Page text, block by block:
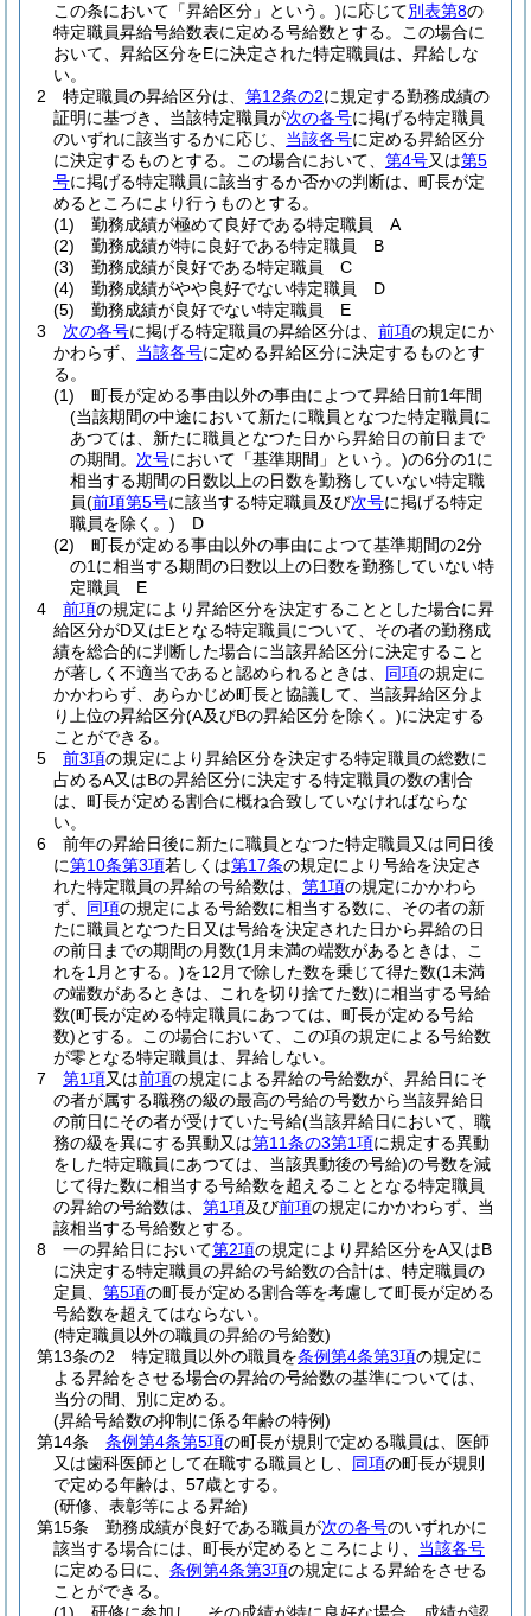
この条において「昇給区分」という。)に応じて別表第8の
特定職員昇給号給数表に定める号給数とする。
この場合に
おいて、昇給区分をEに決定された特定職員は、昇給しな
い。
2
特定職員の昇給区分は、 第12条の2に規定する勤務成績の
証明に基づき、当該特定職員が次の各号に掲げる特定職員
のいずれに該当するかに応じ、 当該各号に定める昇給区分
に決定するものとする。
この場合において、 第4号又は第5
号に掲げる特定職員に該当するか否かの判断は、町長が定
めるところにより行うものとする。
(1)
勤務成績が極めて良好である特定職員 A
(2)
勤務成績が特に良好である特定職員 B
(3)
勤務成績が良好である特定職員 C
(4)
勤務成績がやや良好でない特定職員 D
(5)
勤務成績が良好でない特定職員 E
3
次の各号に掲げる特定職員の昇給区分は、 前項の規定にか
かわらず、 当該各号に定める昇給区分に決定するものとす
る。
(1)
町長が定める事由以外の事由によつて昇給日前1年間
(当該期間の中途において新たに職員となつた特定職員に
あつては、新たに職員となつた日から昇給日の前日まで
の期間。 次号において「基準期間」という。)の6分の1に
相当する期間の日数以上の日数を勤務していない特定職
員(前項第5号に該当する特定職員及び次号に掲げる特定
職員を除く。) D
(2)
町長が定める事由以外の事由によつて基準期間の2分
の1に相当する期間の日数以上の日数を勤務していない特
定職員 E
4
前項の規定により昇給区分を決定することとした場合に昇
給区分がD又はEとなる特定職員について、その者の勤務成
績を総合的に判断した場合に当該昇給区分に決定すること
が著しく不適当であると認められるときは、 同項の規定に
かかわらず、あらかじめ町長と協議して、当該昇給区分よ
り上位の昇給区分(A及びBの昇給区分を除く。)に決定する
ことができる。
5
前3項の規定により昇給区分を決定する特定職員の総数に
占めるA又はBの昇給区分に決定する特定職員の数の割合
は、町長が定める割合に概ね合致していなければならな
い。
6
前年の昇給日後に新たに職員となつた特定職員又は同日後
に第10条第3項若しくは第17条の規定により号給を決定さ
れた特定職員の昇給の号給数は、 第1項の規定にかかわら
ず、 同項の規定による号給数に相当する数に、その者の新
たに職員となつた日又は号給を決定された日から昇給の日
の前日までの期間の月数(1月未満の端数があるときは、こ
れを1月とする。)を12月で除した数を乗じて得た数(1未満
の端数があるときは、これを切り捨てた数)に相当する号給
数(町長が定める特定職員にあつては、町長が定める号給
数)とする。
この場合において、この項の規定による号給数
が零となる特定職員は、昇給しない。
7
第1項又は前項の規定による昇給の号給数が、昇給日にそ
の者が属する職務の級の最高の号給の号数から当該昇給日
の前日にその者が受けていた号給(当該昇給日において、職
務の級を異にする異動又は第11条の3第1項に規定する異動
をした特定職員にあつては、当該異動後の号給)の号数を減
じて得た数に相当する号給数を超えることとなる特定職員
の昇給の号給数は、 第1項及び前項の規定にかかわらず、当
該相当する号給数とする。
8
一の昇給日において第2項の規定により昇給区分をA又はB
に決定する特定職員の昇給の号給数の合計は、特定職員の
定員、 第5項の町長が定める割合等を考慮して町長が定める
号給数を超えてはならない。
(特定職員以外の職員の昇給の号給数)
第13条の2
特定職員以外の職員を条例第4条第3項の規定に
よる昇給をさせる場合の昇給の号給数の基準については、
当分の間、別に定める。
(昇給号給数の抑制に係る年齢の特例)
第14条
条例第4条第5項の町長が規則で定める職員は、医師
又は歯科医師として在職する職員とし、 同項の町長が規則
で定める年齢は、57歳とする。
(研修、表彰等による昇給)
第15条
勤務成績が良好である職員が次の各号のいずれかに
該当する場合には、町長が定めるところにより、 当該各号
に定める日に、 条例第4条第3項の規定による昇給をさせる
ことができる。